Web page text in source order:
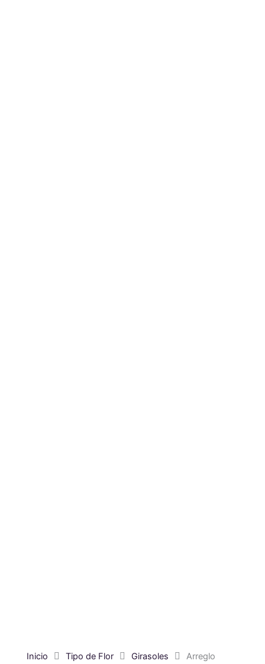
Inicio Tipo de Flor Girasoles
Arreglo